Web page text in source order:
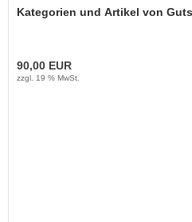
Kategorien und Artikel von
90,00 EUR
zzgl. 19 % MwSt.